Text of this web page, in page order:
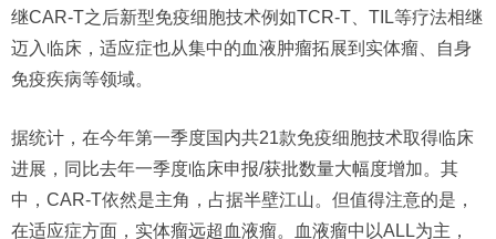
继CAR-T之后新型免疫细胞技术例如TCR-T、TIL等疗法相继
迈入临床，适应症也从集中的血液肿瘤拓展到实体瘤、自身
免疫疾病等领域。
据统计，在今年第一季度国内共21款免疫细胞技术取得临床
进展，同比去年一季度临床申报/获批数量大幅度增加。其
中，CAR-T依然是主角，占据半壁江山。但值得注意的是，
在适应症方面，实体瘤远超血液瘤。血液瘤中以ALL为主，